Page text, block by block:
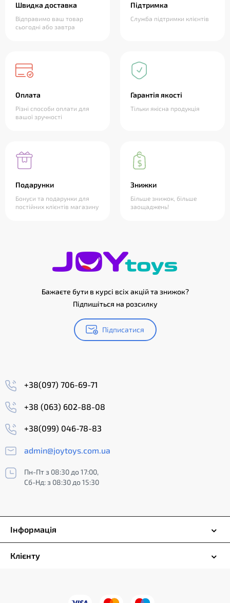
Швидка доставка
Відправимо ваш товар
сьогодні або завтра
Підтримка
Служба підтримки клієнтів
Оплата
Різні способи оплати для
вашої зручності
Гарантія якості
Тільки якісна продукція
Подарунки
Бонуси та подарунки для
постійних клієнтів магазину
Знижки
Більше знижок, більше
заощаджень!
Бажаєте бути в курсі всіх акцій та знижок?
Підпишіться на розсилку
Підписатися
+38(097) 706-69-71
+38 (063) 602-88-08
+38(099) 046-78-83
admin@joytoys.com.ua
Пн-Пт з 08:30 до 17:00,
Сб-Нд: з 08:30 до 15:30
Інформація
Клієнту